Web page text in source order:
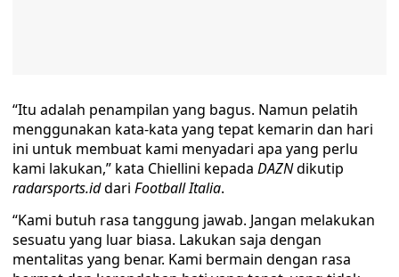
“Itu adalah penampilan yang bagus. Namun pelatih
menggunakan kata-kata yang tepat kemarin dan hari
ini untuk membuat kami menyadari apa yang perlu
kami lakukan,” kata Chiellini kepada DAZNdikutip
radarsports.iddari Football Italia.
“Kami butuh rasa tanggung jawab. Jangan melakukan
sesuatu yang luar biasa. Lakukan saja dengan
mentalitas yang benar. Kami bermain dengan rasa